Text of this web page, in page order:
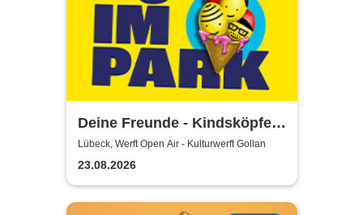
Deine Freunde - Kindsköpfe
im Park - Open Air 2026
Lübeck, Werft Open Air - Kulturwerft Gollan
23.08.2026